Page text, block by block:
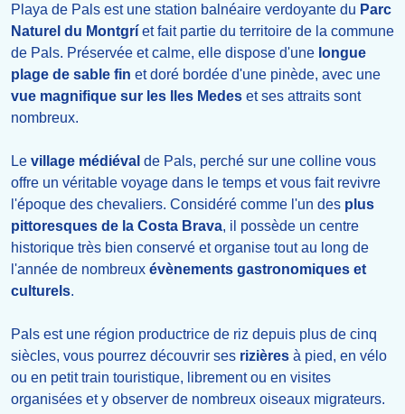
Playa de Pals est une station balnéaire verdoyante du Parc
Naturel du Montgrí et fait partie du territoire de la commune
de Pals. Préservée et calme, elle dispose d'une longue
plage de sable fin et doré bordée d'une pinède, avec une
vue magnifique sur les Iles Medes et ses attraits sont
nombreux.
Le village médiéval de Pals, perché sur une colline vous
offre un véritable voyage dans le temps et vous fait revivre
l'époque des chevaliers. Considéré comme l'un des plus
pittoresques de la Costa Brava, il possède un centre
historique très bien conservé et organise tout au long de
l'année de nombreux évènements gastronomiques et
culturels.
Pals est une région productrice de riz depuis plus de cinq
siècles, vous pourrez découvrir ses rizières à pied, en vélo
ou en petit train touristique, librement ou en visites
organisées et y observer de nombreux oiseaux migrateurs.